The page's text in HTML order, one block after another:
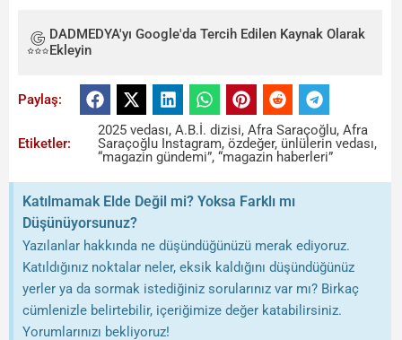
DADMEDYA'yı Google'da Tercih Edilen Kaynak Olarak
Ekleyin
Paylaş:
Etiketler:
2025 vedası,A.B.İ. dizisi,Afra Saraçoğlu,Afra
Saraçoğlu Instagram,özdeğer, ünlülerin vedası,
“magazin gündemi”,“magazin haberleri”
Katılmamak Elde Değil mi? Yoksa Farklı mı
Düşünüyorsunuz?
Yazılanlar hakkında ne düşündüğünüzü merak ediyoruz.
Katıldığınız noktalar neler, eksik kaldığını düşündüğünüz
yerler ya da sormak istediğiniz sorularınız var mı? Birkaç
cümlenizle belirtebilir, içeriğimize değer katabilirsiniz.
Yorumlarınızı bekliyoruz!